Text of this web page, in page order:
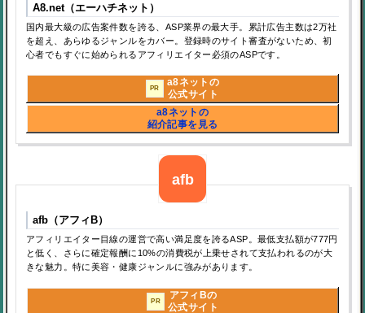
ブログを作成しよう
WordPressでアフィリエイトを運用する為に
もしも vs バリューコマース比較
A8.net vs バリューコマース比較
始めたいアフィリエイトのカテゴリーを決める
A8.net（エーハチネット）
国内最大級の広告案件数を誇る、ASP業界の最大手。累計広告主数は2万社
を超え、あらゆるジャンルをカバー。登録時のサイト審査がないため、初
心者でもすぐに始められるアフィリエイター必須のASPです。
PR
a8ネットの
公式サイト
a8ネットの
紹介記事を見る
afb（アフィB）
アフィリエイター目線の運営で高い満足度を誇るASP。最低支払額が777円
と低く、さらに確定報酬に10%の消費税が上乗せされて支払われるのが大
きな魅力。特に美容・健康ジャンルに強みがあります。
PR
アフィBの
公式サイト